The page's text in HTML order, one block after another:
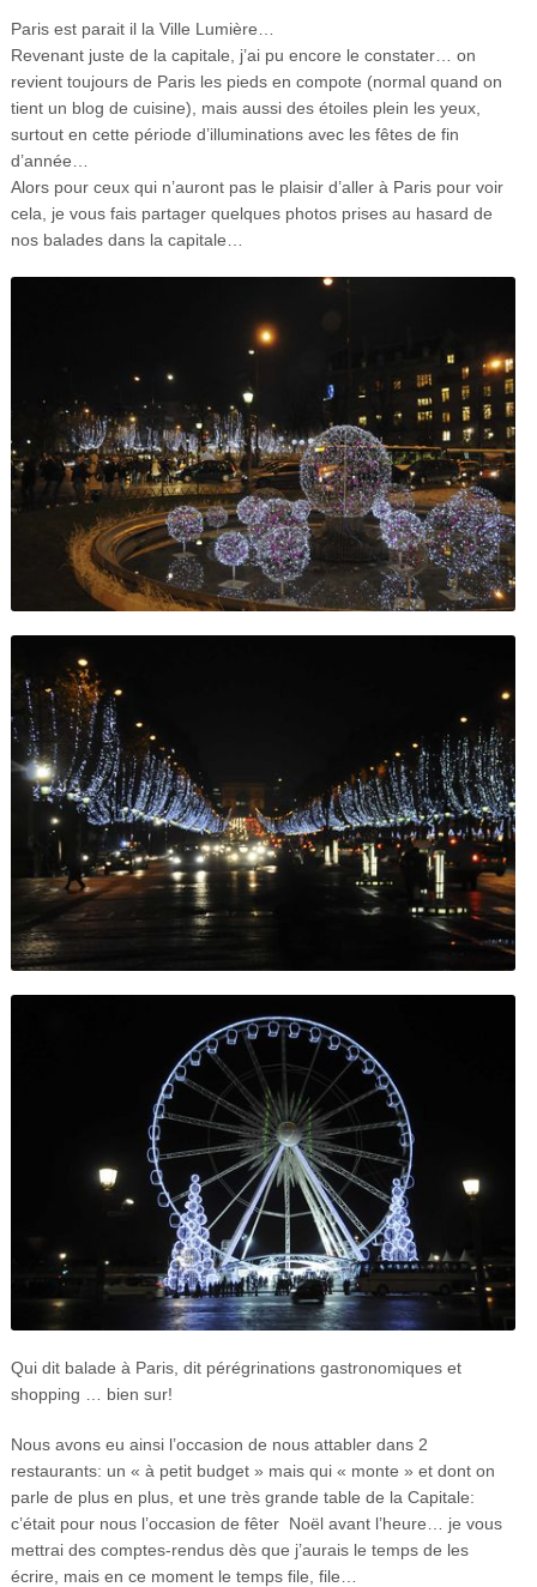
Paris est parait il la Ville Lumière…
Revenant juste de la capitale, j’ai pu encore le constater… on
revient toujours de Paris les pieds en compote (normal quand on
tient un blog de cuisine), mais aussi des étoiles plein les yeux,
surtout en cette période d’illuminations avec les fêtes de fin
d’année…
Alors pour ceux qui n’auront pas le plaisir d’aller à Paris pour voir
cela, je vous fais partager quelques photos prises au hasard de
nos balades dans la capitale…
Qui dit balade à Paris, dit pérégrinations gastronomiques et
shopping … bien sur!
Nous avons eu ainsi l’occasion de nous attabler dans 2
restaurants: un « à petit budget » mais qui « monte » et dont on
parle de plus en plus, et une très grande table de la Capitale:
c’était pour nous l’occasion de fêter Noël avant l’heure… je vous
mettrai des comptes-rendus dès que j’aurais le temps de les
écrire, mais en ce moment le temps file, file…